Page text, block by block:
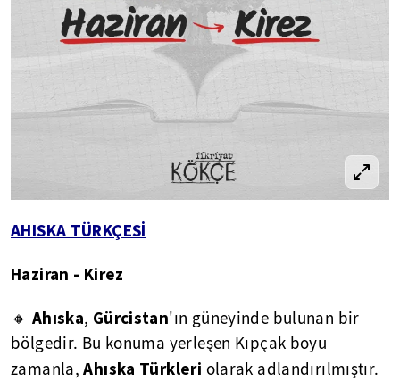
AHISKA TÜRKÇESİ
Haziran - Kirez
🔸 Ahıska, Gürcistan'ın güneyinde bulunan bir
bölgedir. Bu konuma yerleşen Kıpçak boyu
zamanla, Ahıska Türkleri olarak adlandırılmıştır.